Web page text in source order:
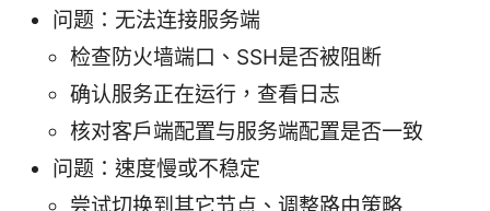
问题：无法连接服务端
检查防火墙端口、SSH是否被阻断
确认服务正在运行，查看日志
核对客户端配置与服务端配置是否一致
问题：速度慢或不稳定